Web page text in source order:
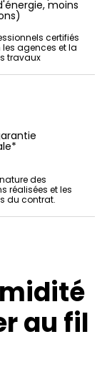
moins
certifiés
les agences et la
travaux
des
réalisées et les
du contrat.
au fil